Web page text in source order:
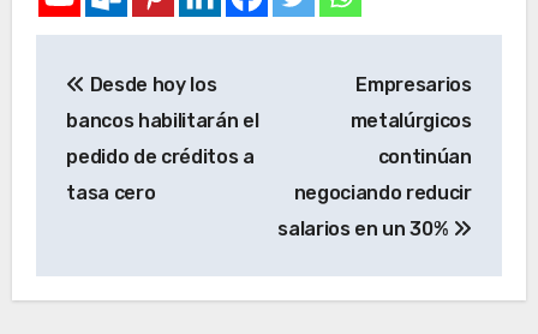
Desde hoy los
bancos habilitarán el
pedido de créditos a
tasa cero
Empresarios
metalúrgicos
continúan
negociando reducir
salarios en un 30%